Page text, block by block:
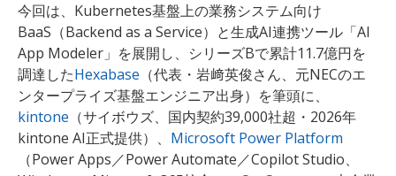
今回は、Kubernetes基盤上の業務システム向け
BaaS（Backend as a Service）と生成AI連携ツール「AI
App Modeler」を展開し、シリーズBで累計11.7億円を
調達したHexabase （代表・岩﨑英俊さん、元NECのエ
ンタープライズ基盤エンジニア出身）を筆頭に、
kintone （サイボウズ、国内契約39,000社超・2026年
kintone AI正式提供）、 Microsoft Power Platform
（Power Apps／Power Automate／Copilot Studio、